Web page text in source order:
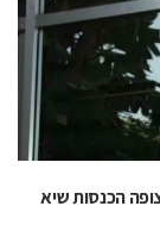
מיליון דולר; צופה הכנסות שיא